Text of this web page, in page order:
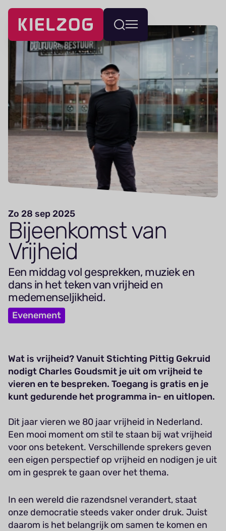
Navigatie
overslaan
Wissel
Zo 28 sep 2025
Bij­eenkomst van
Vrijheid
Een middag vol gesprekken, muziek en
dans in het teken van vrijheid en
medemenseljikheid.
Evenement
Wat is vrijheid? Vanuit Stichting Pittig Gekruid
nodigt Charles Goudsmit je uit om vrijheid te
vieren en te bespreken. Toegang is gratis en je
kunt gedurende het programma in- en uitlopen.
Dit jaar vieren we 80 jaar vrijheid in Nederland.
Een mooi moment om stil te staan bij wat vrijheid
voor ons betekent. Verschillende sprekers geven
een eigen perspectief op vrijheid en nodigen je uit
om in gesprek te gaan over het thema.
In een wereld die razendsnel verandert, staat
onze democratie steeds vaker onder druk. Juist
daarom is het belangrijk om samen te komen en